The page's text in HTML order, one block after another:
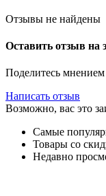
Отзывы не найдены
Оставить отзыв на
Поделитесь
Написать отзыв
Возможно, вас это
Самые
Товары со
Недавно